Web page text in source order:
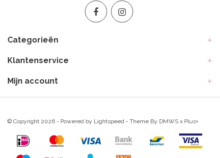
Categorieën
Klantenservice
Mijn account
© Copyright 2026 - Powered by Lightspeed - Theme By DMWS x Plus+